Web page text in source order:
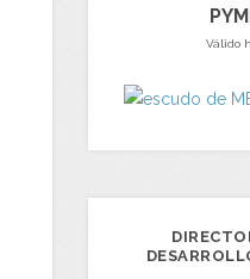
Válido